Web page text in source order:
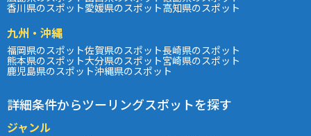
香川県のスポット愛媛県のスポット高知県のスポット
九州・沖縄
福岡県のスポット佐賀県のスポット長崎県のスポット
熊本県のスポット大分県のスポット宮崎県のスポット
鹿児島県のスポット沖縄県のスポット
詳細条件からツーリングスポットを探す
ジャンル